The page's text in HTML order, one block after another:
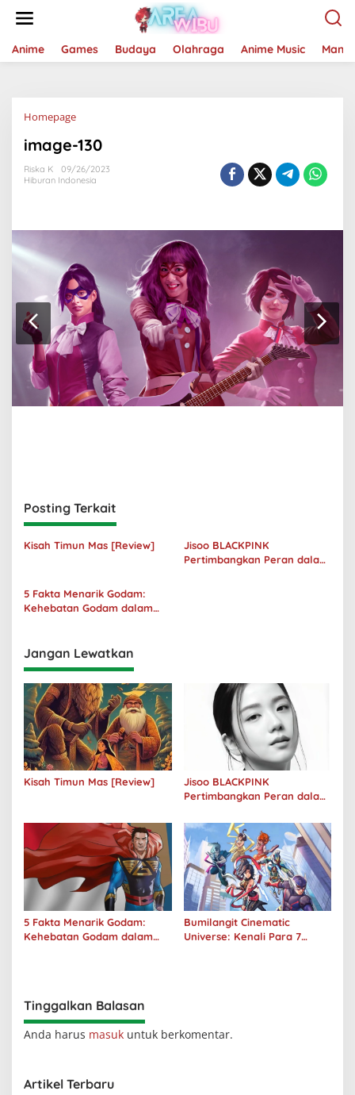
Anime Games Budaya Olahraga Anime Music
HomepageLampiran
image-130
Riska K
09/26/2023
Hiburan Indonesia
Posting Terkait
Kisah Timun Mas [Review]
Jisoo BLACKPINK
Pertimbangkan Peran dalam
5 Fakta Menarik Godam:
Kehebatan Godam dalam
Jangan Lewatkan
Kisah Timun Mas [Review]
Jisoo BLACKPINK
Pertimbangkan Peran dalam
Reader’s Viewpoint”
5 Fakta Menarik Godam:
Kehebatan Godam dalam
Bumilangit Cinematic
Universe: Kenali Para 7
Tinggalkan Balasan
Anda harus masuk untuk berkomentar.
Artikel Terbaru